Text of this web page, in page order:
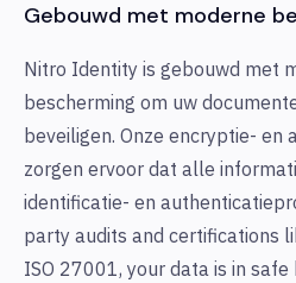
Gebouwd met moderne
Nitro Identity is gebouwd met
bescherming om uw
beveiligen. Onze encryptie-
zorgen ervoor dat alle
identificatie- en
party audits and certifications
ISO 27001, your data is in safe